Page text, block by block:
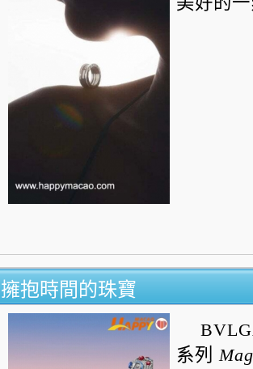
擁抱時間的珠寶
系列